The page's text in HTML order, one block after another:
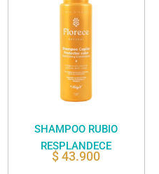
SHAMPOO RUBIO
RESPLANDECE
$43.900